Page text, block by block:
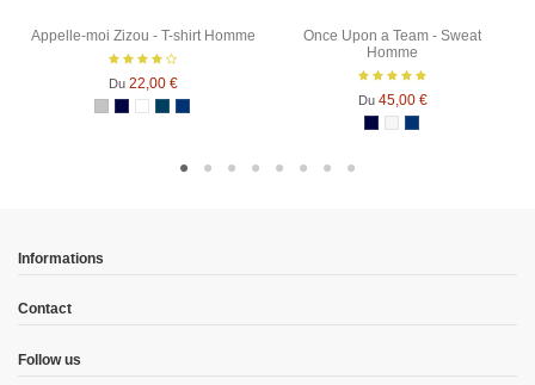
Appelle-moi Zizou - T-shirt Homme
Du 22,00 €
Gris Chiné
Bleu Marine
BlancDenimBleu Marine Chiné
Once Upon a Team - Sweat
Homme
Du 45,00 €
Bleu Marine
Blanc chiné
Bleu Marine Chiné
Informations
Contact
Follow us